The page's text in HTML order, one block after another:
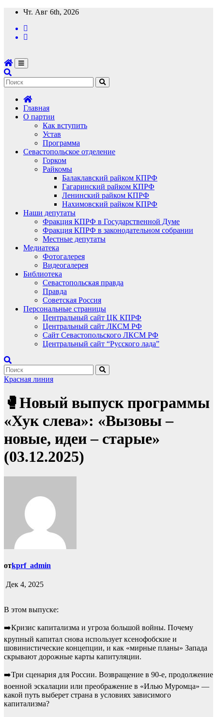
Перейти
содержимому
Чт. Авг 6th, 2026
Главная
О партии
Как вступить
Устав
Программа
Севастопольское отделение
Горком
Райкомы
Балаклавский райком КПРФ
Гагаринский райком КПРФ
Ленинский райком КПРФ
Нахимовский райком КПРФ
Наши депутаты
Фракция КПРФ в Государственной Думе
Фракция КПРФ в законодательном собрании
Местные депутаты
Медиатека
Фотогалерея
Видеогалерея
Библиотека
Севастопольская правда
Правда
Советская Россия
Персональные страницы
Центральный сайт ЦК КПРФ
Центральный сайт ЛКСМ РФ
Сайт Севастопольского ЛКСМ РФ
Центральный сайт “Русского лада”
Красная линия
🥊Новый выпуск программы
«Хук слева»: «Вызовы –
новые, идеи – старые»
(03.12.2025)
отkprf_admin
Дек 4, 2025
В этом выпуске:
➡️Кризис капитализма и угроза большой войны. Почему
крупный капитал снова использует ксенофобские и
шовинистические концепции, и как «мирные планы» Запада
скрывают дорожные карты капитуляции.
➡️Три сценария для России. Возвращение в 90-е, продолжение
военной эскалации или преображение в «Илью Муромца» —
какой путь выберет страна в условиях зависимого
капитализма?